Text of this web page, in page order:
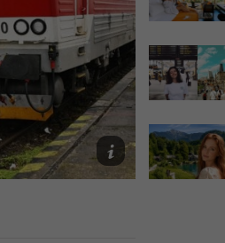
Slávnostné
spustenie
vlakového
spojenia
TASR/František
Iván